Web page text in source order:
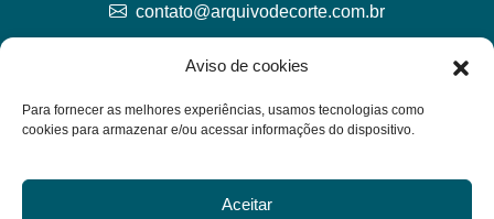
Aviso de cookies
Para fornecer as melhores experiências, usamos tecnologias como
cookies para armazenar e/ou acessar informações do dispositivo.
Aceitar
© Arquivo de corte 2026
contato@arquivodecorte.com.br